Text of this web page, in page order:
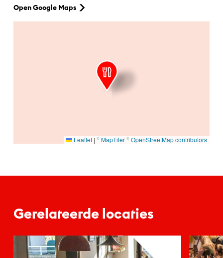
Open Google Maps
Leaflet | © MapTiler© OpenStreetMap contributors
Gerelateerde locaties